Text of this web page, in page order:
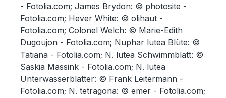
- Fotolia.com; James Brydon: © photosite -
Fotolia.com; Hever White: © olihaut -
Fotolia.com; Colonel Welch: © Marie-Edith
Dugoujon - Fotolia.com; Nuphar lutea Blüte: ©
Tatiana - Fotolia.com; N. lutea Schwimmblatt: ©
Saskia Massink - Fotolia.com; N. lutea
Unterwasserblätter: © Frank Leitermann -
Fotolia.com; N. tetragona: © emer - Fotolia.com;